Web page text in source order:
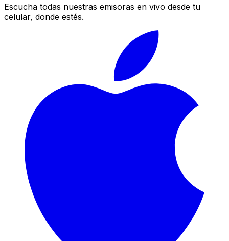
Escucha todas nuestras emisoras en vivo desde tu
celular, donde estés.